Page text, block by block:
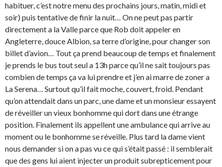
habituer, c’est notre menu des prochains jours, matin, midi et
soir) puis tentative de finir la nuit… On ne peut pas partir
directement a la Valle parce que Rob doit appeler en
Angleterre, douce Albion, sa terre d’origine, pour changer son
billet d’avion… Tout ça prend beaucoup de temps et finalement
je prends le bus tout seul a 13h parce qu’il ne sait toujours pas
combien de temps ça va lui prendre et j’en ai marre de zoner a
La Serena… Surtout qu’il fait moche, couvert, froid. Pendant
qu’on attendait dans un parc, une dame et un monsieur essayent
de réveiller un vieux bonhomme qui dort dans une étrange
position. Finalement ils appellent une ambulance qui arrive au
moment ou le bonhomme se réveille. Plus tard la dame vient
nous demander si on a pas vu ce qui s’était passé : il semblerait
que des gens lui aient injecter un produit subrepticement pour